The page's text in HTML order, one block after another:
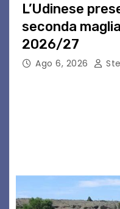
L’Udinese
seconda
2026/27
Ago 6, 2026